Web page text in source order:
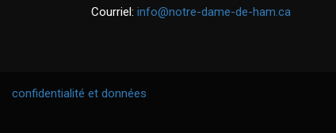
Courriel: info@notre-dame-de-ham.ca
confidentialité et données